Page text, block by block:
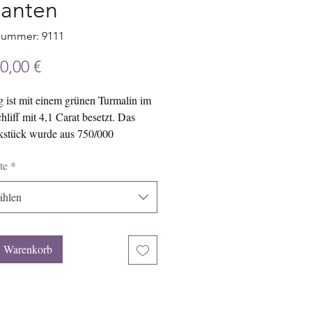
9111
€Preis
ist mit einem grünen Turmalin im
mit 4,1 Carat besetzt. Das
wurde aus 750/000
Brillanten ausgefasst.
*
Warenkorb